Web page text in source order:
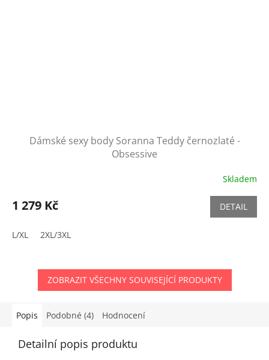
Dámské sexy body Soranna Teddy černozlaté -
Obsessive
Skladem
1 279 Kč DETAIL
L/XL 2XL/3XL
ZOBRAZIT VŠECHNY SOUVISEJÍCÍ PRODUKTY
Popis Podobné (4) Hodnocení
Detailní popis produktu